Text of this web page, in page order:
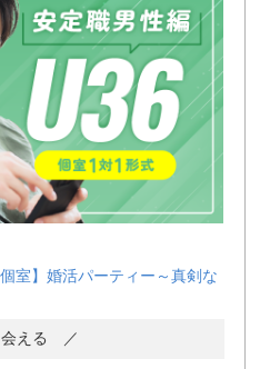
室】婚活パーティー～真剣な
会える ／